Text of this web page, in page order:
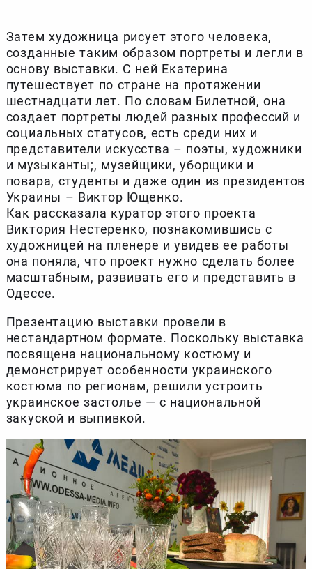
Затем художница рисует этого человека,
созданные таким образом портреты и легли в
основу выставки. С ней Екатерина
путешествует по стране на протяжении
шестнадцати лет. По словам Билетной, она
создает портреты людей разных профессий и
социальных статусов, есть среди них и
представители искусства – поэты, художники
и музыканты;, музейщики, уборщики и
повара, студенты и даже один из президентов
Украины – Виктор Ющенко.
Как рассказала куратор этого проекта
Виктория Нестеренко, познакомившись с
художницей на пленере и увидев ее работы
она поняла, что проект нужно сделать более
масштабным, развивать его и представить в
Одессе.
Презентацию выставки провели в
нестандартном формате. Поскольку выставка
посвящена национальному костюму и
демонстрирует особенности украинского
костюма по регионам, решили устроить
украинское застолье — с национальной
закуской и выпивкой.